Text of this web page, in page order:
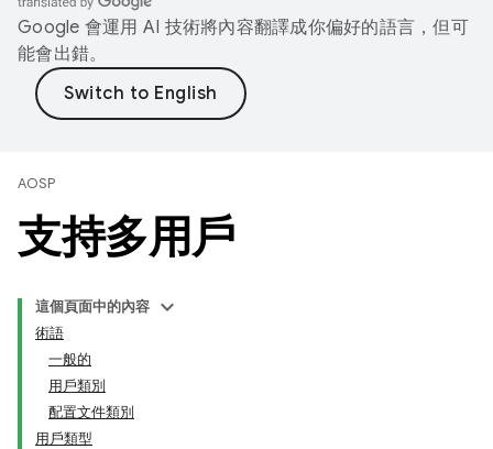
Google 會運用 AI 技術將內容翻譯成你偏好的語言，但可
能會出錯。
AOSP
支持多用戶
這個頁面中的內容
術語
一般的
用戶類別
配置文件類別
用戶類型